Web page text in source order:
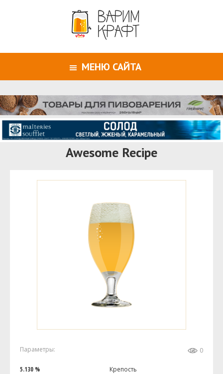
МЕНЮ САЙТА
Awesome Recipe
Параметры: 0
5.130 %
Крепость